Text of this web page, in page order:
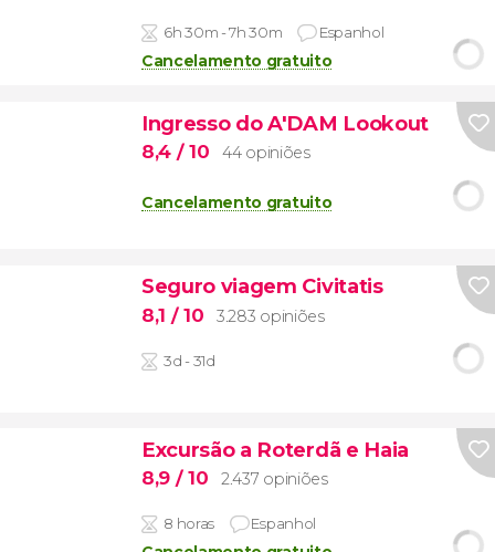
6h 30m - 7h 30m Espanhol
Cancelamento gratuito
Ingresso do A'DAM Lookout
8,4 / 10 44 opiniões
Cancelamento gratuito
Seguro viagem Civitatis
8,1 / 10 3.283 opiniões
3d - 31d
Excursão a Roterdã e Haia
8,9 / 10 2.437 opiniões
8 horas Espanhol